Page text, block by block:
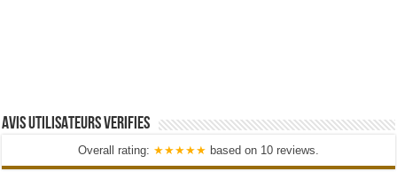
AVIS UTILISATEURS VERIFIES
Overall rating: ★★★★★ based on 10 reviews.